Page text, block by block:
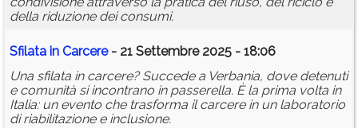
della riduzione dei consumi.
Sfilata in Carcere- 21 Settembre 2025 - 18:06
Una sfilata in carcere? Succede a Verbania, dove detenuti
e comunità si incontrano in passerella. È la prima volta in
Italia: un evento che trasforma il carcere in un laboratorio
di riabilitazione e inclusione.